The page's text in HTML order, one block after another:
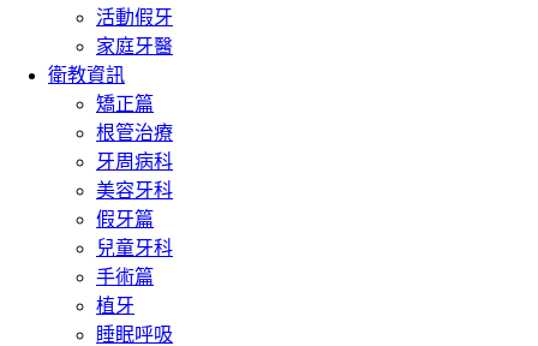
活動假牙
家庭牙醫
衛教資訊
矯正篇
根管治療
牙周病科
美容牙科
假牙篇
兒童牙科
手術篇
植牙
睡眠呼吸